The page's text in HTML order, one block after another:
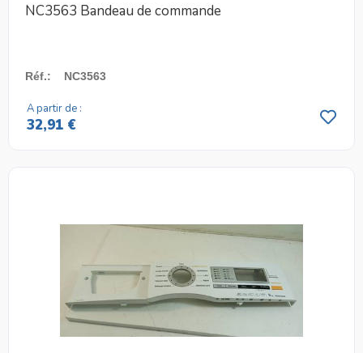
NC3563 Bandeau de commande
Réf.: NC3563
A partir de :
32,91 €